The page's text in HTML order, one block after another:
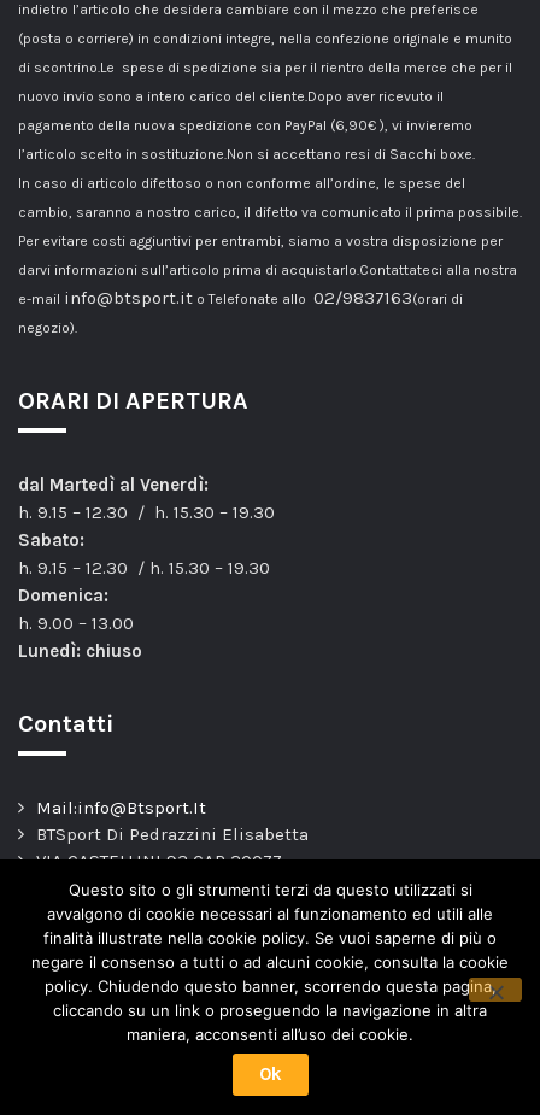
indietro l’articolo che desidera cambiare con il mezzo che preferisce
(posta o corriere) in condizioni integre, nella confezione originale e munito
di scontrino.Le spese di spedizione sia per il rientro della merce che per il
nuovo invio sono a intero carico del cliente.Dopo aver ricevuto il
pagamento della nuova spedizione con PayPal (6,90€ ), vi invieremo
l’articolo scelto in sostituzione.Non si accettano resi di Sacchi boxe.
In caso di articolo difettoso o non conforme all’ordine, le spese del
cambio, saranno a nostro carico, il difetto va comunicato il prima possibile.
Per evitare costi aggiuntivi per entrambi, siamo a vostra disposizione per
darvi informazioni sull’articolo prima di acquistarlo.Contattateci alla nostra
e-mail info@btsport.it o Telefonate allo 02/9837163(orari di
negozio).
ORARI DI APERTURA
dal Martedì al Venerdì:
h. 9.15 – 12.30 / h. 15.30 – 19.30
Sabato:
h. 9.15 – 12.30 / h. 15.30 – 19.30
Domenica:
h. 9.00 – 13.00
Lunedì: chiuso
Contatti
Mail:info@Btsport.It
BTSport Di Pedrazzini Elisabetta
VIA CASTELLINI 93 CAP 20077
Melegnano – MI –
TEL: 02.9837163
P.Iva. 04443820966
Questo sito o gli strumenti terzi da questo utilizzati si
avvalgono di cookie necessari al funzionamento ed utili alle
finalità illustrate nella cookie policy. Se vuoi saperne di più o
negare il consenso a tutti o ad alcuni cookie, consulta la cookie
policy. Chiudendo questo banner, scorrendo questa pagina,
cliccando su un link o proseguendo la navigazione in altra
maniera, acconsenti all’uso dei cookie.
Ok